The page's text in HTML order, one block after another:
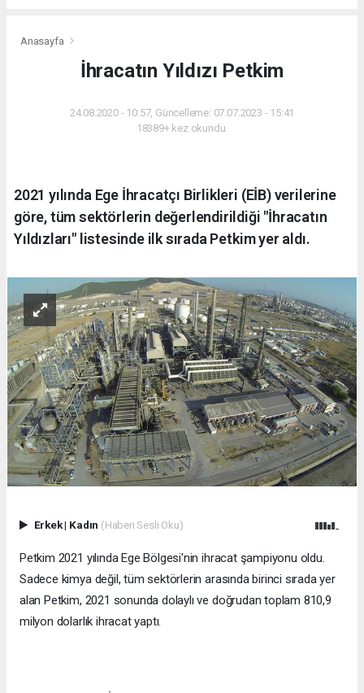
Anasayfa
İhracatın Yıldızı Petkim
24.08.2020 - 10:57, Güncelleme: 07.07.2023 - 15:41
18389+ kez okundu.
2021 yılında Ege İhracatçı Birlikleri (EİB) verilerine
göre, tüm sektörlerin değerlendirildiği "İhracatın
Yıldızları" listesinde ilk sırada Petkim yer aldı.
Erkek| Kadın (Haberi Sesli Oku)
Petkim 2021 yılında Ege Bölgesi'nin ihracat şampiyonu oldu.
Sadece kimya değil, tüm sektörlerin arasında birinci sırada yer
alan Petkim, 2021 sonunda dolaylı ve doğrudan toplam 810,9
milyon dolarlık ihracat yaptı.